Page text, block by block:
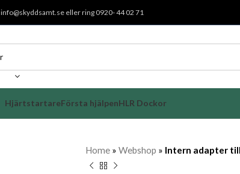
info@skyddsamt.se eller ring 0920- 44 02 71
HjärtstartareFörsta hjälpenHLR Dockor
Home » Webshop » Intern adapter